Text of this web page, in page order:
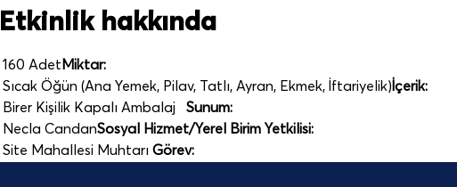
Etkinlik hakkında
160 Adet Miktar:
Sıcak Öğün (Ana Yemek, Pilav, Tatlı, Ayran, Ekmek, İftariyelik) İçerik:
Birer Kişilik Kapalı Ambalaj Sunum:
Necla CandanSosyal Hizmet/Yerel Birim Yetkilisi:
Site Mahallesi Muhtarı Görev: